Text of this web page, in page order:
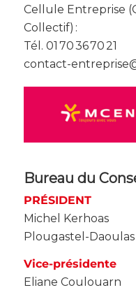
Cellule Entreprise
Collectif) :
Tél. 01 70 36 70 21
contact-
Bureau du
PRÉSIDENT
Michel Kerhoas
Plougastel-Daoulas
Vice-présidente
Eliane Coulouarn